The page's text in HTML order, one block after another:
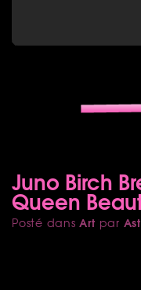
Juno Birch
Queen
Posté dansArt par